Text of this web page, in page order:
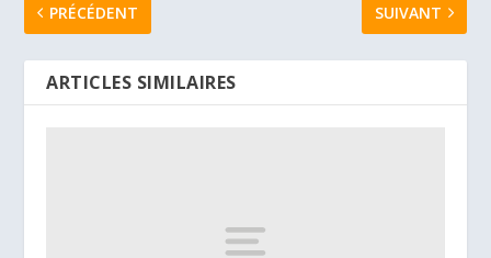
PRÉCÉDENT
SUIVANT
ARTICLES SIMILAIRES